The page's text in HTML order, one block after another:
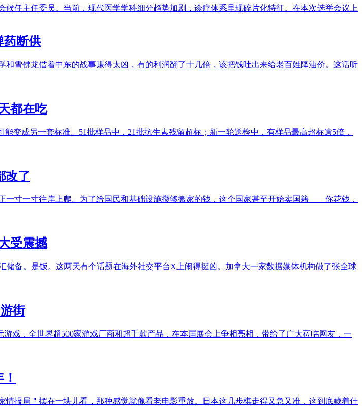
任主任委员。当前，现代医学学科细分趋势加剧，诊疗体系呈现碎片化特征。在本次选举会议上
药断供
雪佛龙借着中东的战事赚得太凶，有的利润翻了十几倍，该把钱吐出来给老百姓降油价。这话听
都在吃
变成另一套标准。51批样品中，21批抗生素残留超标；新一轮送检中，有样品最高超标逾5倍，
改了
寸一寸往岸上爬。为了给国民和基础设施攒够搬家的钱，这个国家甚至开始卖国籍——你花钱，
受震撼
备。是饭。这两天有个话题在海外社交平台X上闹得挺凶。加拿大一家数据媒体机构做了张全球
街
戏，全世界超500家游戏厂商和超千款产品，在本届展会上争相亮相，带给了广大莅临网友，一
报局＂摆在一块儿看，那种感觉就像看老电影重放。日本这几步棋走得又急又准，这到底藏着什